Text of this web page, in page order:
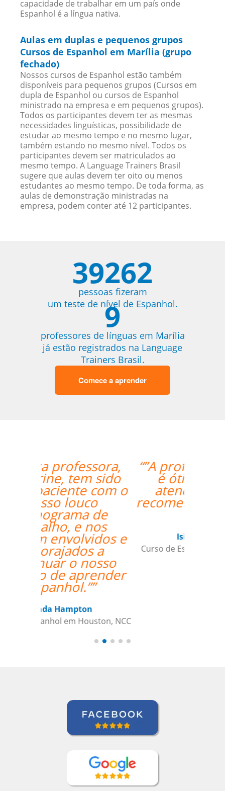
capacidade de trabalhar em um país onde
Espanhol é a língua nativa.
Aulas em duplas e pequenos grupos
Cursos de Espanhol em Marília (grupo
fechado)
Nossos cursos de Espanhol estão também
disponíveis para pequenos grupos (Cursos em
dupla de Espanhol ou cursos de Espanhol
ministrado na empresa e em pequenos grupos).
Todos os participantes devem ter as mesmas
necessidades linguísticas, possibilidade de
estudar ao mesmo tempo e no mesmo lugar,
também estando no mesmo nível. Todos os
participantes devem ser matriculados ao
mesmo tempo. A Language Trainers Brasil
sugere que aulas devem ter oito ou menos
estudantes ao mesmo tempo. De toda forma, as
aulas de demonstração ministradas na
empresa, podem conter até 12 participantes.
39262
pessoas fizeram
um teste de nível de Espanhol.
9
professores de línguas em Marília
já estão registrados na Language
Trainers Brasil.
Comece a aprender
“”A professora Sandra
é ótima e super
atenciosa. Super
recomendo o trabalho
dela.””
Isis Andreatta
Curso de Espanhol em Guarulhos